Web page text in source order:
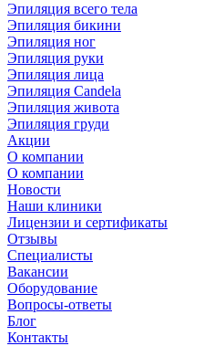
Эпиляция всего тела
Эпиляция бикини
Эпиляция ног
Эпиляция руки
Эпиляция лица
Эпиляция Candela
Эпиляция живота
Эпиляция груди
Акции
О компании
О компании
Новости
Наши клиники
Лицензии и сертификаты
Отзывы
Специалисты
Вакансии
Оборудование
Вопросы-ответы
Блог
Контакты